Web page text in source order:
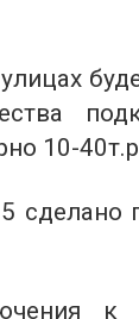
10-
сделано
к